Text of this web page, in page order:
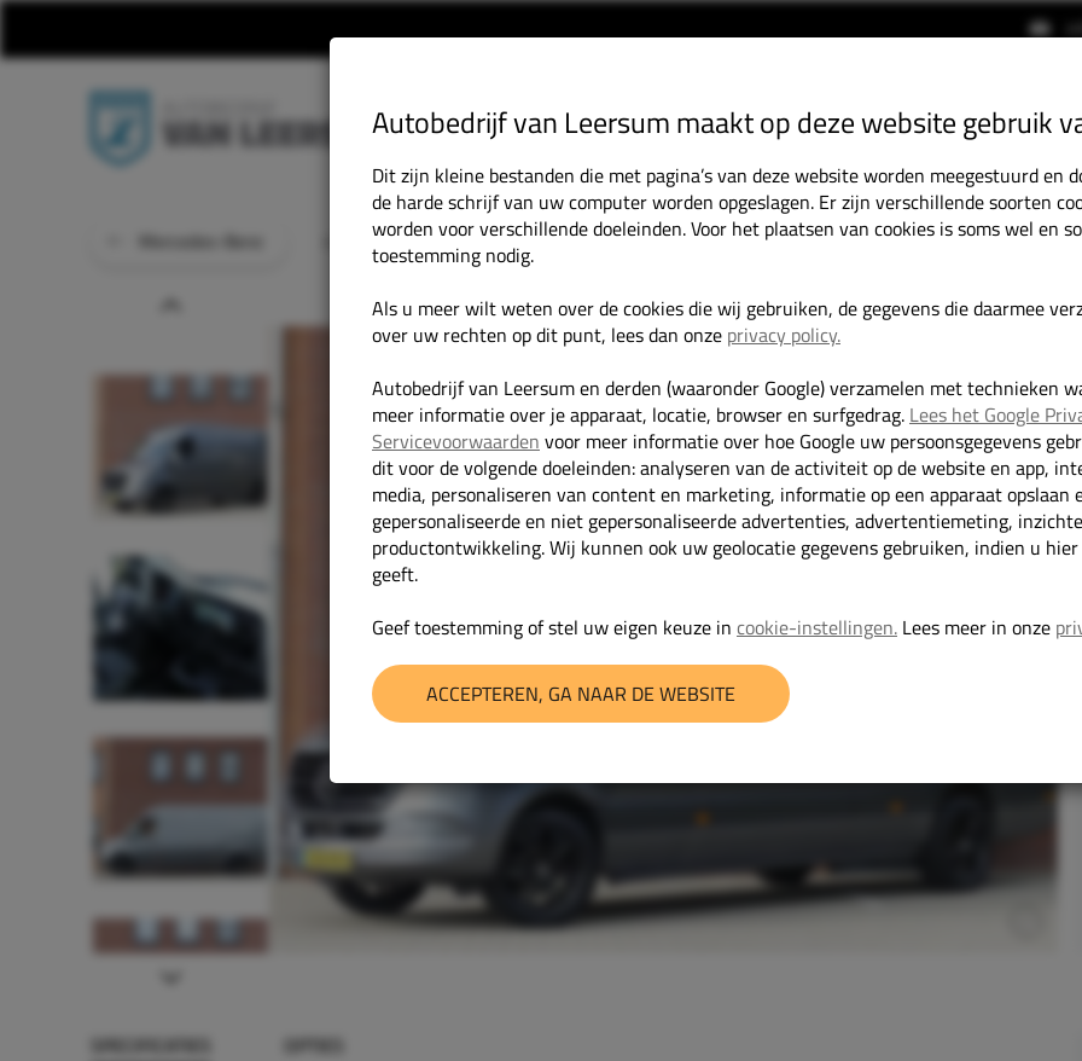
HOME OCCASIONS DIENSTEN
Mercedes-Benz Onze Occasions Mercedes-Benz Sprinter 317 CDI L3H2 LED/360 Adaptive Cruise/
Prev
Next
SPECIFICATIES OPTIES
Autobedrijf van Leersum maakt op deze website gebruik
Dit zijn kleine bestanden die met pagina’s van deze website worden meegestuurd en
de harde schrijf van uw computer worden opgeslagen. Er zijn verschillende soorten
worden voor verschillende doeleinden. Voor het plaatsen van cookies is soms wel en
toestemming nodig.
Als u meer wilt weten over de cookies die wij gebruiken, de gegevens die daarmee
over uw rechten op dit punt, lees dan onze privacy policy.
Autobedrijf van Leersum en derden (waaronder Google) verzamelen met technieken
meer informatie over je apparaat, locatie, browser en surfgedrag. Lees het Google
Servicevoorwaarden voor meer informatie over hoe Google uw persoonsgegevens
dit voor de volgende doeleinden: analyseren van de activiteit op de website en app,
media, personaliseren van content en marketing, informatie op een apparaat opslaan
gepersonaliseerde en niet gepersonaliseerde advertenties, advertentiemeting,
productontwikkeling. Wij kunnen ook uw geolocatie gegevens gebruiken, indien u
geeft.
Geef toestemming of stel uw eigen keuze in cookie-instellingen. Lees meer in onze
ACCEPTEREN, GA NAAR DE WEBSITE